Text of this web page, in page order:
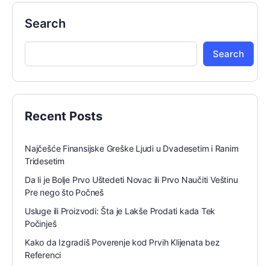
Search
Search
Recent Posts
Najčešće Finansijske Greške Ljudi u Dvadesetim i Ranim
Tridesetim
Da li je Bolje Prvo Uštedeti Novac ili Prvo Naučiti Veštinu
Pre nego što Počneš
Usluge ili Proizvodi: Šta je Lakše Prodati kada Tek
Počinješ
Kako da Izgradiš Poverenje kod Prvih Klijenata bez
Referenci